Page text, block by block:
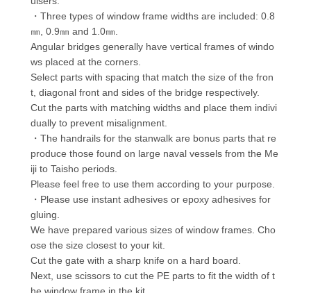
・Three types of window frame widths are included: 0.8
㎜, 0.9㎜ and 1.0㎜.
Angular bridges generally have vertical frames of windo
ws placed at the corners.
Select parts with spacing that match the size of the fron
t, diagonal front and sides of the bridge respectively.
Cut the parts with matching widths and place them indivi
dually to prevent misalignment.
・The handrails for the stanwalk are bonus parts that re
produce those found on large naval vessels from the Me
iji to Taisho periods.
Please feel free to use them according to your purpose.
・Please use instant adhesives or epoxy adhesives for
gluing.
We have prepared various sizes of window frames. Cho
ose the size closest to your kit.
Cut the gate with a sharp knife on a hard board.
Next, use scissors to cut the PE parts to fit the width of t
he window frame in the kit.